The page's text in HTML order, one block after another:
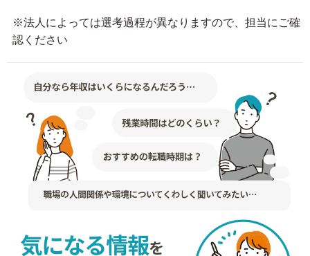
※法人によっては選考過程が異なりますので、担当にご確
認ください